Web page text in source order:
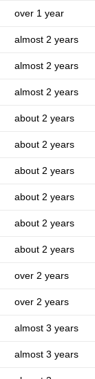
over 1 year
almost 2 years
almost 2 years
almost 2 years
about 2 years
about 2 years
about 2 years
about 2 years
about 2 years
about 2 years
over 2 years
over 2 years
almost 3 years
almost 3 years